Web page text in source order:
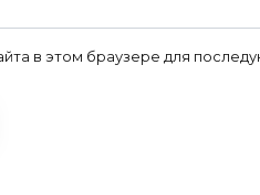
в этом браузере для